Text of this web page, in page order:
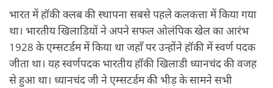
भारत में हॉकी क्लब की स्थापना सबसे पहले कलकत्ता में किया गया
था। भारतीय खिलाडियों ने अपने सफल ओलंपिक खेल का आरंभ
1928 के एम्सटर्डम में किया था जहाँ पर उन्होंने हॉकी में स्वर्ण पदक
जीता था। यह स्वर्णपदक भारतीय हॉकी खिलाडी ध्यानचंद की वजह
से हुआ था। ध्यानचंद जी ने एम्सटर्डम की भीड़ के सामने सभी